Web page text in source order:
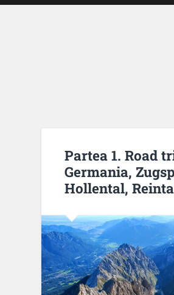
Partea 1. Road
Germania,
Hollental,